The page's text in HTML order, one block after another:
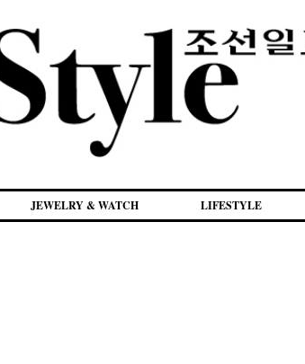
JEWELRY & WATCH LIFESTYLE